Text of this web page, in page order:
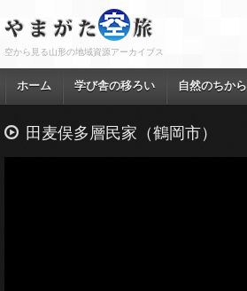
空から見る山形の地域資源アーカイブス
ホーム 学び舎の移ろい 自然のちから
田麦俣多層民家（鶴岡市）